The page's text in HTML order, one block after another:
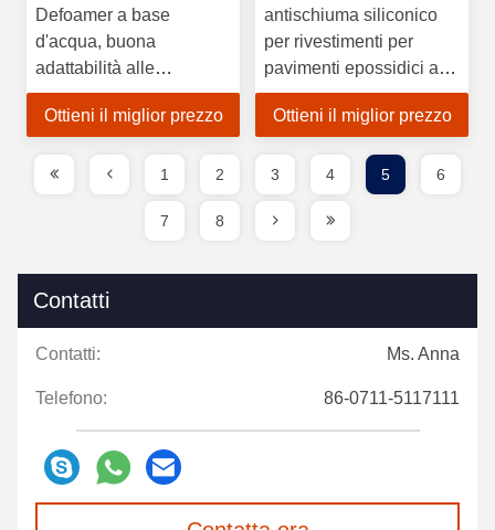
Defoamer a base
d'acqua, buona
adattabilità alle
emulsioni, alle
dispersioni e al sistema
Ottieni il miglior prezzo
antischiuma siliconico
per rivestimenti per
pavimenti epossidici ad
alto contenuto di solidi e
alto spessore di film,
Ottieni il miglior prezzo
1 2 3 4 5 6
7 8
Contatti
Contatti: Ms. Anna
Telefono: 86-0711-5117111